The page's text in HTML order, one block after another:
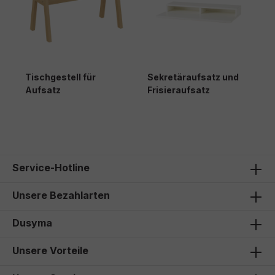
Tischgestell für
Aufsatz
Sekretäraufsatz und
Frisieraufsatz
Service-Hotline
Unsere Bezahlarten
Dusyma
Unsere Vorteile